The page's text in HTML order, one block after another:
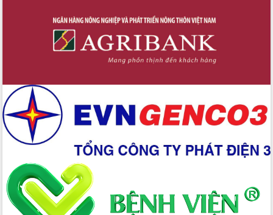
về phát triển nuôi trồng thủy sản
Phó Chủ tịch UBND tỉnh Đắk Lắk
Trương Công Thái kiểm tra thực địa
Dự án cao tốc Khánh Hòa - Buôn Ma
Định vị cà phê Việt Nam như một “di
sản sống” trong dòng chảy toàn cầu
Xây dựng nông thôn mới: Nâng cao đời
sống người dân từ những mô hình thiết
thực
Quyết liệt tháo gỡ vướng mắc, đẩy
nhanh tiến độ các dự án trọng điểm
trong Khu kinh tế Nam Phú Yên
Hòn Yến phát triển du lịch gắn với bảo
tồn biển